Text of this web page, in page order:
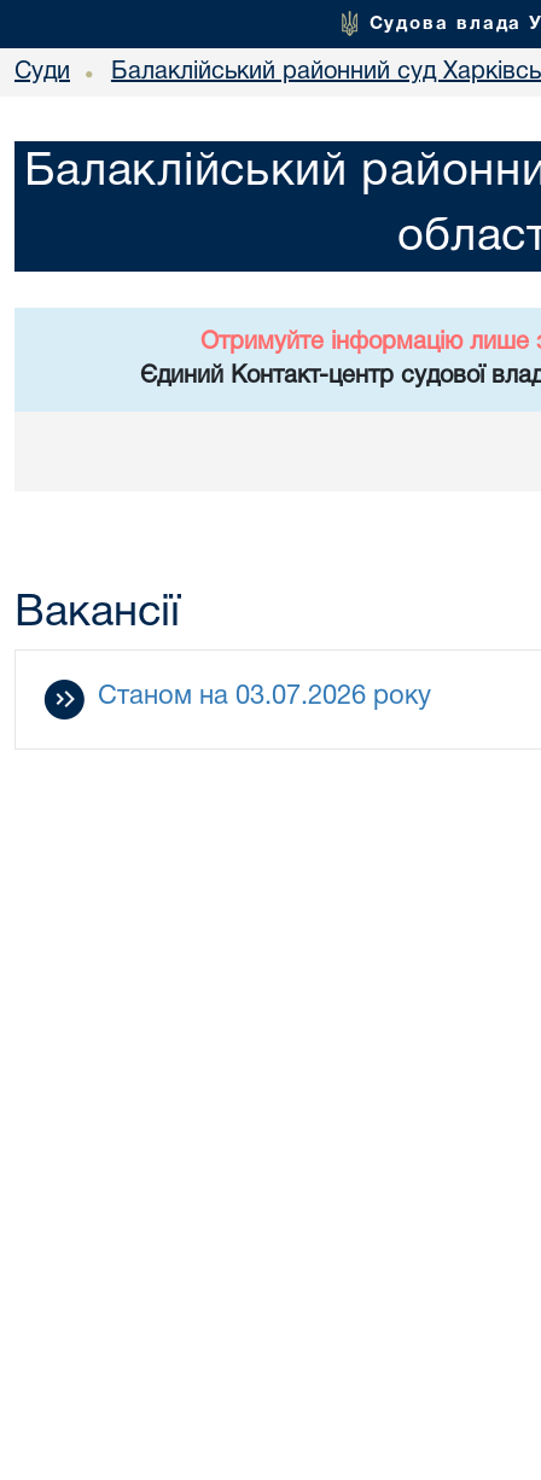
Судова влада
Суди • Балаклійський районний суд
Балаклійський
Отримуйте інформацію лише
Єдиний Контакт-центр судової
Вакансії
Станом на 03.07.2026 року